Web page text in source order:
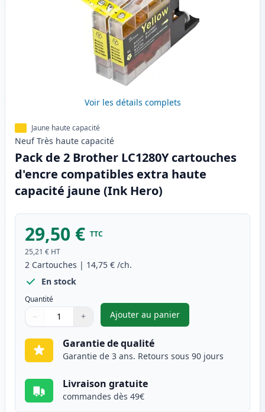
Voir les détails complets
Jaune haute capacité
Neuf Très haute capacité
Pack de 2 Brother LC1280Y cartouches
d'encre compatibles extra haute
capacité jaune (Ink Hero)
29,50 € TTC
25,21 € HT
2 Cartouches | 14,75 € /ch.
En stock
Quantité
Quantité
Utilisez les boutons pour ajuster
− +
Quantité
Ajouter au panier
,Pack de 2 Brother LC1280Y
Garantie de qualité
Garantie de 3 ans. Retours sous 90 jours
Livraison gratuite
commandes dès 49€